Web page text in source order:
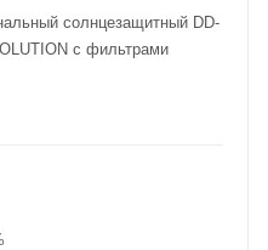
солнцезащитный DD-
с фильтрами